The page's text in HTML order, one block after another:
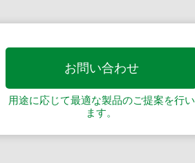
お問い合わせ
用途に応じて最適な製品のご提案を行い
ます。